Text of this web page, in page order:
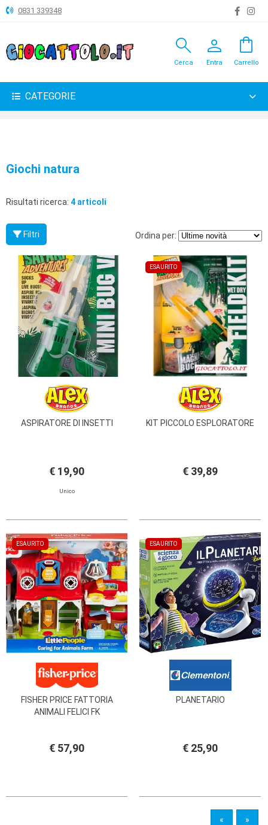
ANIMALI
BAMBOLE
GIOCHI
PELUCHE-
GADGET
PRIMA
INFANZIA
PUZZLE
SYLVANIAN
FAMILY
VALIGERIA-
BORSETTE
BRAND
0831 339348
search
Cerca
person
Entra
shopping_bag
Carrello
CATEGORIE
Giochi natura
Risultati ricerca: 4 articoli
Filtri Ordina per:
ASPIRATORE DI INSETTI
€ 19,90
Unico
ESAURITO
KIT PICCOLO ESPLORATORE
€ 39,89
ESAURITO
FISHER PRICE FATTORIA
ANIMALI FELICI FK
€ 57,90
ESAURITO
PLANETARIO
€ 25,90
« »